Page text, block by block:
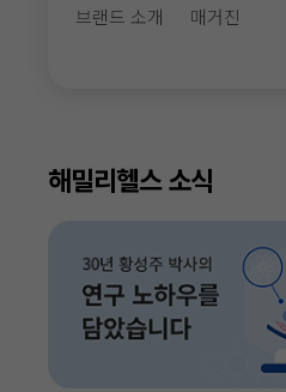
브랜드 소개 매거진
해밀리헬스 소식